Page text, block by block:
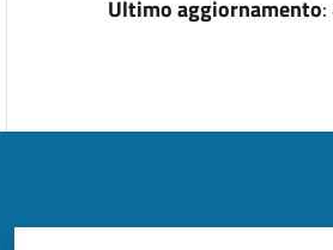
Ultimo aggiornamento